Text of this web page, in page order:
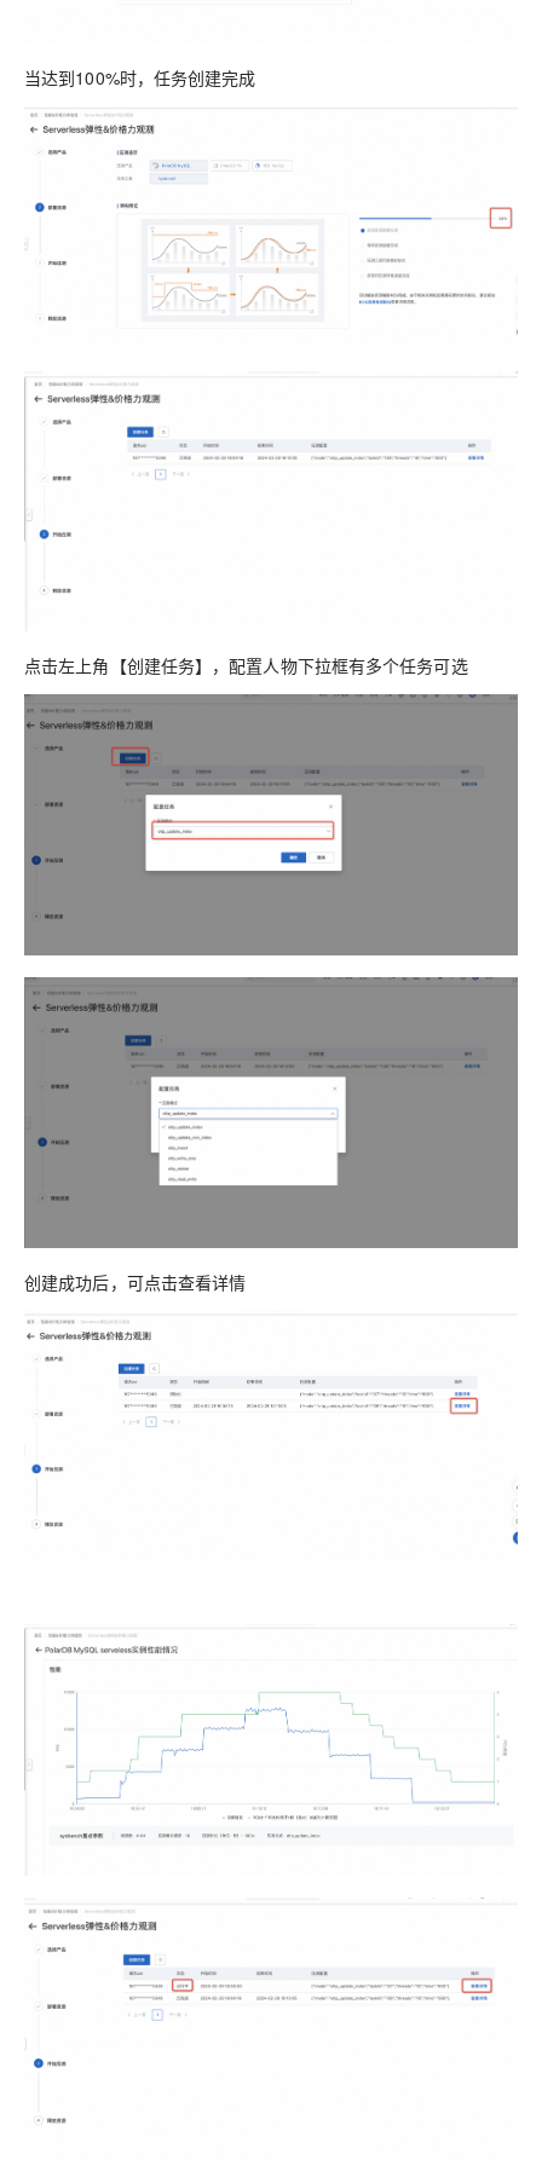
当达到100%时，任务创建完成
点击左上角【创建任务】，配置人物下拉框有多个任务可选
创建成功后，可点击查看详情